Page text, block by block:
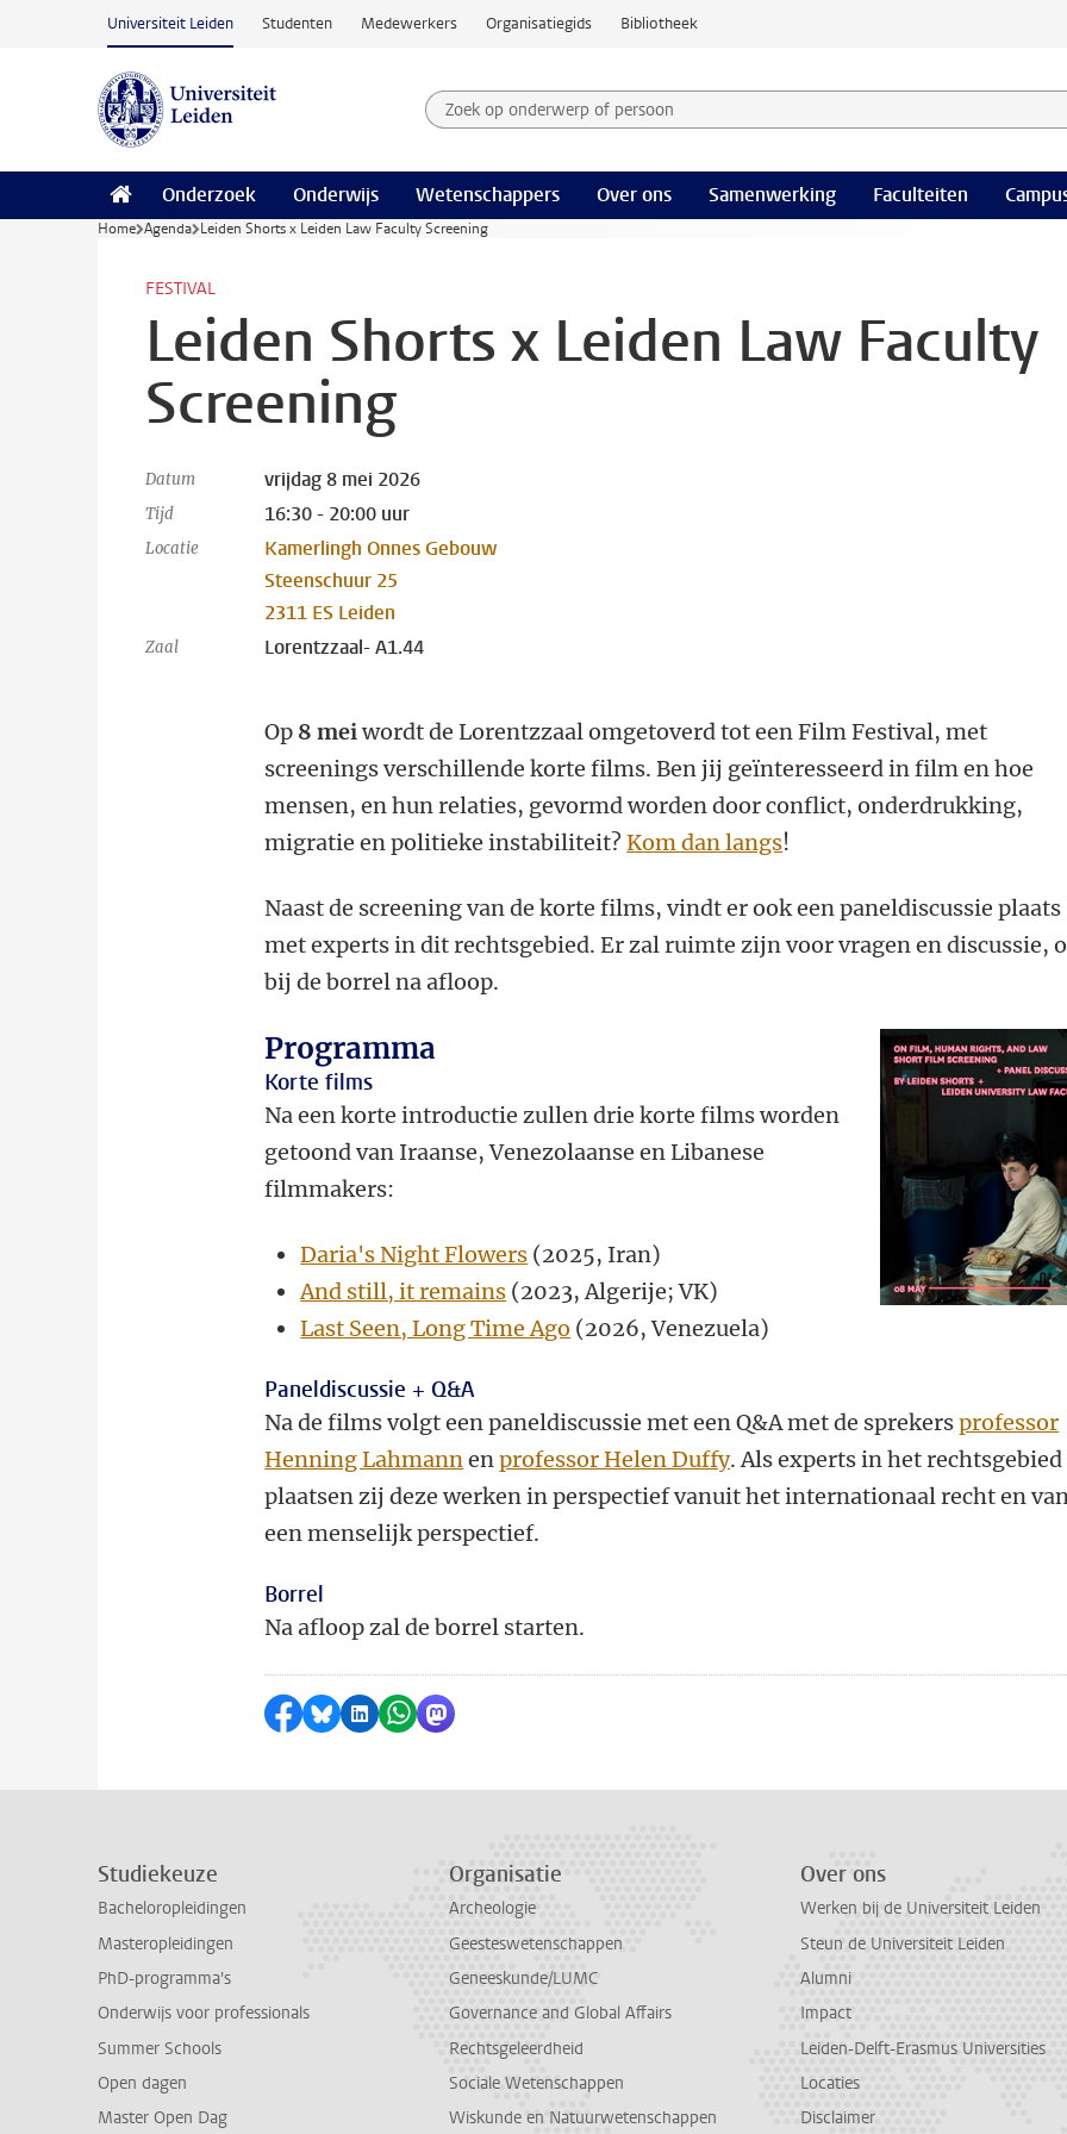
Ga naar hoofdinhoud
Universiteit Leiden Studenten Medewerkers Organisatiegids Bibliotheek
Zoek op onderwerp of persoon en selecteer categorie
Zoekterm
Onderzoek Onderwijs Wetenschappers Over ons Samenwerking Faculteiten
Home Agenda Leiden Shorts x Leiden Law Faculty Screening
FESTIVAL
Leiden Shorts x Leiden Law Faculty
Screening
Datum vrijdag 8 mei 2026
Tijd 16:30 - 20:00 uur
Locatie
Kamerlingh Onnes Gebouw
Steenschuur 25
2311 ES Leiden
Zaal Lorentzzaal- A1.44
Op 8 meiwordt de Lorentzzaal omgetoverd tot een Film Festival, met
screenings verschillende korte films. Ben jij geïnteresseerd in film en hoe
mensen, en hun relaties, gevormd worden door conflict, onderdrukking,
migratie en politieke instabiliteit?Kom dan langs!
Naast de screening van de korte films, vindt er ook een paneldiscussie plaats
met experts in dit rechtsgebied. Er zal ruimte zijn voor vragen en discussie,
bij de borrel na afloop.
Programma
Korte films
Na een korte introductie zullen drie korte films worden
getoond van Iraanse, Venezolaanse en Libanese
filmmakers:
Daria's Night Flowers (2025, Iran)
And still, it remains (2023, Algerije; VK)
Last Seen, Long Time Ago (2026, Venezuela)
Paneldiscussie + Q&A
Na de films volgt een paneldiscussie met een Q&A met de sprekersprofessor
Henning Lahmannenprofessor Helen Duffy. Als experts in het rechtsgebied
plaatsen zij deze werken in perspectief vanuit het internationaal recht en
een menselijk perspectief.
Borrel
Na afloop zal de borrel starten.
Delen op Facebook
Delen via Bluesky
Delen op LinkedIn
Delen via WhatsApp
Delen via Mastodon
Studiekeuze
Bacheloropleidingen
Masteropleidingen
PhD-programma's
Onderwijs voor professionals
Summer Schools
Open dagen
Master Open Dag
Organisatie
Archeologie
Geesteswetenschappen
Geneeskunde/LUMC
Governance and Global Affairs
Rechtsgeleerdheid
Sociale Wetenschappen
Wiskunde en Natuurwetenschappen
Over ons
Werken bij de Universiteit Leiden
Steun de Universiteit Leiden
Alumni
Impact
Leiden-Delft-Erasmus Universities
Locaties
Disclaimer